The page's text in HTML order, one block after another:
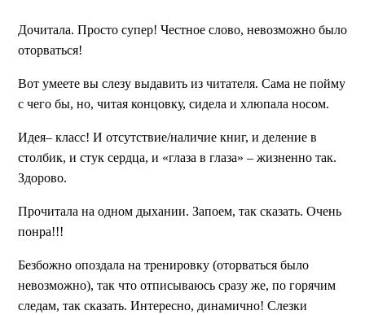
Дочитала. Просто супер! Честное слово, невозможно было
оторваться!
Вот умеете вы слезу выдавить из читателя. Сама не пойму
с чего бы, но, читая концовку, сидела и хлюпала носом.
Идея– класс! И отсутствие/наличие книг, и деление в
столбик, и стук сердца, и «глаза в глаза» – жизненно так.
Здорово.
Прочитала на одном дыхании. Запоем, так сказать. Очень
понра!!!
Безбожно опоздала на тренировку (оторваться было
невозможно), так что отписываюсь сразу же, по горячим
следам, так сказать. Интересно, динамично! Слезки